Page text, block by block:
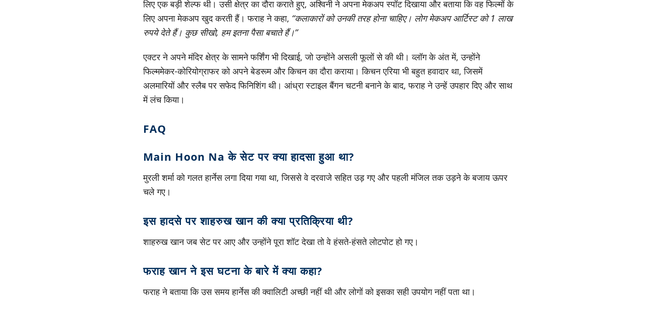
लिए एक बड़ी शेल्फ थी। उसी क्षेत्र का दौरा कराते हुए, अश्विनी ने अपना मेकअप स्पॉट दिखाया और बताया कि वह फिल्मों के
लिए अपना मेकअप खुद करती हैं। फराह ने कहा, “कलाकारों को उनकी तरह होना चाहिए। लोग मेकअप आर्टिस्ट को 1 लाख
रुपये देते हैं। कुछ सीखो, हम इतना पैसा बचाते हैं।”
एक्टर ने अपने मंदिर क्षेत्र के सामने फर्शिंग भी दिखाई, जो उन्होंने असली फूलों से की थी। व्लॉग के अंत में, उन्होंने
फिल्ममेकर-कोरियोग्राफर को अपने बेडरूम और किचन का दौरा कराया। किचन एरिया भी बहुत हवादार था, जिसमें
अलमारियों और स्लैब पर सफेद फिनिशिंग थी। आंध्रा स्टाइल बैंगन चटनी बनाने के बाद, फराह ने उन्हें उपहार दिए और साथ
में लंच किया।
FAQ
Main Hoon Na के सेट पर क्या हादसा हुआ था?
मुरली शर्मा को गलत हार्नेस लगा दिया गया था, जिससे वे दरवाजे सहित उड़ गए और पहली मंजिल तक उड़ने के बजाय ऊपर
चले गए।
इस हादसे पर शाहरुख खान की क्या प्रतिक्रिया थी?
शाहरुख खान जब सेट पर आए और उन्होंने पूरा शॉट देखा तो वे हंसते-हंसते लोटपोट हो गए।
फराह खान ने इस घटना के बारे में क्या कहा?
फराह ने बताया कि उस समय हार्नेस की क्वालिटी अच्छी नहीं थी और लोगों को इसका सही उपयोग नहीं पता था।